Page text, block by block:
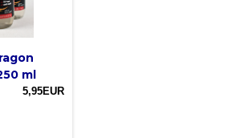
ml
5,95EUR